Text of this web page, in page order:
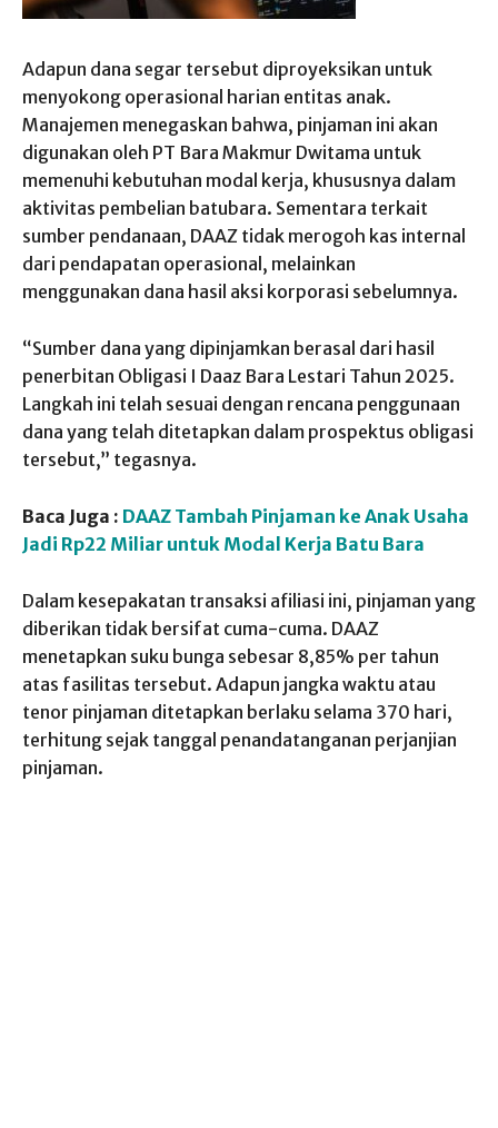
Adapun dana segar tersebut diproyeksikan untuk
menyokong operasional harian entitas anak.
Manajemen menegaskan bahwa, pinjaman ini akan
digunakan oleh PT Bara Makmur Dwitama untuk
memenuhi kebutuhan modal kerja, khususnya dalam
aktivitas pembelian batubara. Sementara terkait
sumber pendanaan, DAAZ tidak merogoh kas internal
dari pendapatan operasional, melainkan
menggunakan dana hasil aksi korporasi sebelumnya.
“Sumber dana yang dipinjamkan berasal dari hasil
penerbitan Obligasi I Daaz Bara Lestari Tahun 2025.
Langkah ini telah sesuai dengan rencana penggunaan
dana yang telah ditetapkan dalam prospektus obligasi
tersebut,” tegasnya.
Baca Juga : DAAZ Tambah Pinjaman ke Anak Usaha
Jadi Rp22 Miliar untuk Modal Kerja Batu Bara
Dalam kesepakatan transaksi afiliasi ini, pinjaman yang
diberikan tidak bersifat cuma-cuma. DAAZ
menetapkan suku bunga sebesar 8,85% per tahun
atas fasilitas tersebut. Adapun jangka waktu atau
tenor pinjaman ditetapkan berlaku selama 370 hari,
terhitung sejak tanggal penandatanganan perjanjian
pinjaman.